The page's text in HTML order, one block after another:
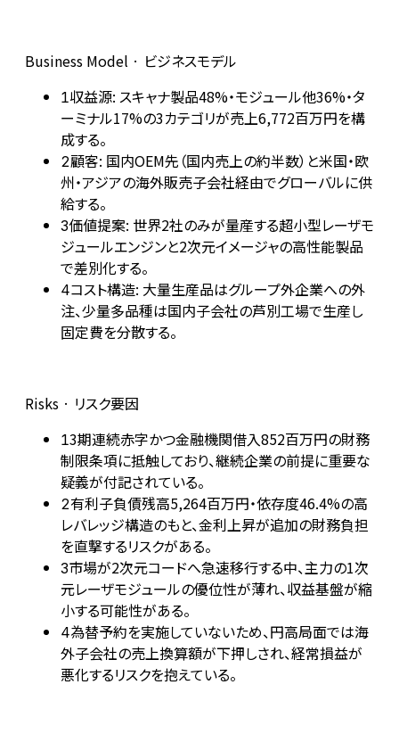
Business Model · ビジネスモデル
1収益源: スキャナ製品48%・モジュール他36%・タ
ーミナル17%の3カテゴリが売上6,772百万円を構
成する。
2顧客: 国内OEM先（国内売上の約半数）と米国・欧
州・アジアの海外販売子会社経由でグローバルに供
給する。
3価値提案: 世界2社のみが量産する超小型レーザモ
ジュールエンジンと2次元イメージャの高性能製品
で差別化する。
4コスト構造: 大量生産品はグループ外企業への外
注、少量多品種は国内子会社の芦別工場で生産し
固定費を分散する。
Risks · リスク要因
13期連続赤字かつ金融機関借入852百万円の財務
制限条項に抵触しており、継続企業の前提に重要な
疑義が付記されている。
2有利子負債残高5,264百万円・依存度46.4%の高
レバレッジ構造のもと、金利上昇が追加の財務負担
を直撃するリスクがある。
3市場が2次元コードへ急速移行する中、主力の1次
元レーザモジュールの優位性が薄れ、収益基盤が縮
小する可能性がある。
4為替予約を実施していないため、円高局面では海
外子会社の売上換算額が下押しされ、経常損益が
悪化するリスクを抱えている。